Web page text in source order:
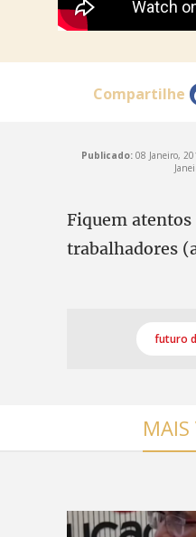
Compartilhe
Publicado:08 Janeiro,
Fiquem
trabalhadores
futuro
MAIS